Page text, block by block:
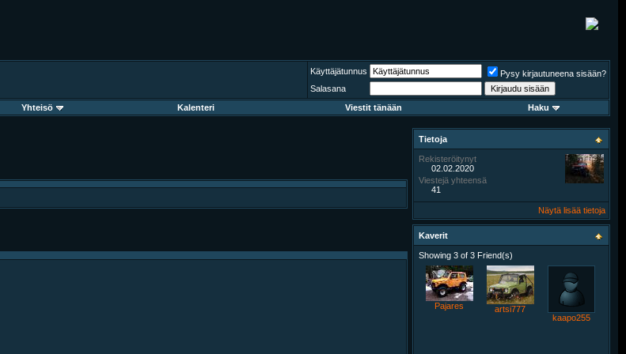
Käyttäjätunnus
Pysy kirjautuneena sisään?
Salasana
Yhteisö Kalenteri Viestit tänään Haku
Tietoja
Rekisteröitynyt
02.02.2020
Viestejä yhteensä
41
Näytä lisää tietoja
Kaverit
Showing 3 of 3 Friend(s)
Pajares
artsi777
kaapo255